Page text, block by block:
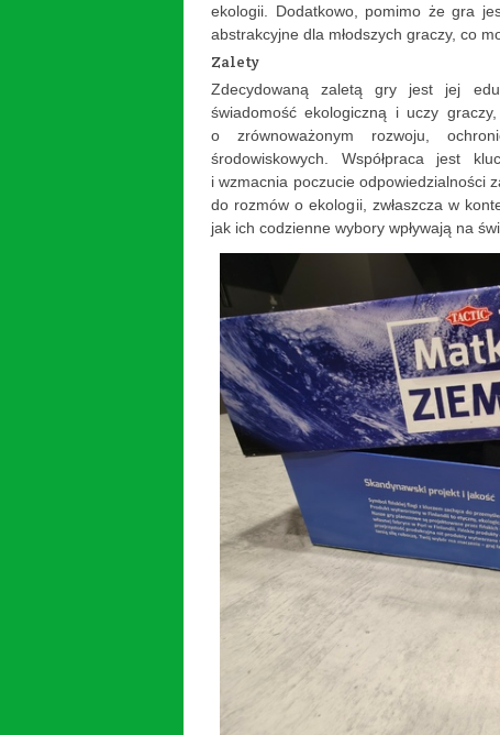
ekologii. Dodatkowo, pomimo że gra
abstrakcyjne dla młodszych graczy, co
Zalety
Zdecydowaną zaletą gry jest jej
świadomość ekologiczną i uczy
o zrównoważonym rozwoju,
środowiskowych. Współpraca jest
i wzmacnia poczucie odpowiedzialności
do rozmów o ekologii, zwłaszcza w
jak ich codzienne wybory wpływają na